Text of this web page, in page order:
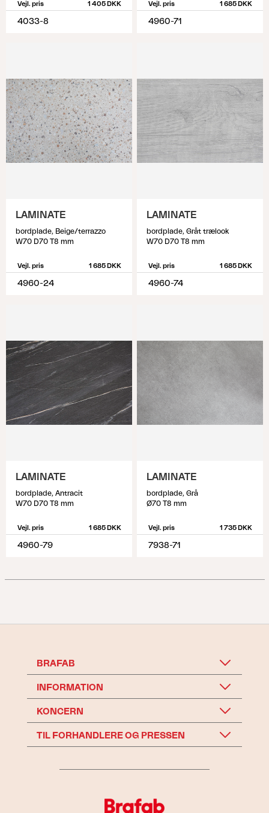
Vejl. pris 1 405 DKK
4033-8
Vejl. pris 1 685 DKK
4960-71
LAMINATE
bordplade, Beige/terrazzo
W70 D70 T8 mm
Vejl. pris 1 685 DKK
4960-24
LAMINATE
bordplade, Gråt trælook
W70 D70 T8 mm
Vejl. pris 1 685 DKK
4960-74
LAMINATE
bordplade, Antracit
W70 D70 T8 mm
Vejl. pris 1 685 DKK
4960-79
LAMINATE
bordplade, Grå
Ø70 T8 mm
Vejl. pris 1 735 DKK
7938-71
BRAFAB
INFORMATION
KONCERN
TIL FORHANDLERE OG PRESSEN